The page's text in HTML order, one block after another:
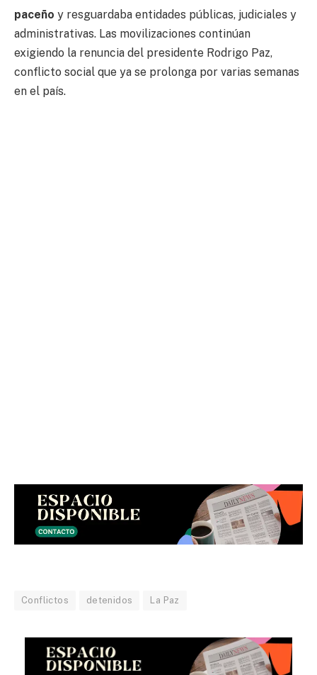
paceño y resguardaba entidades públicas, judiciales y
administrativas. Las movilizaciones continúan
exigiendo la renuncia del presidente Rodrigo Paz,
conflicto social que ya se prolonga por varias semanas
en el país.
Conflictos detenidos La Paz